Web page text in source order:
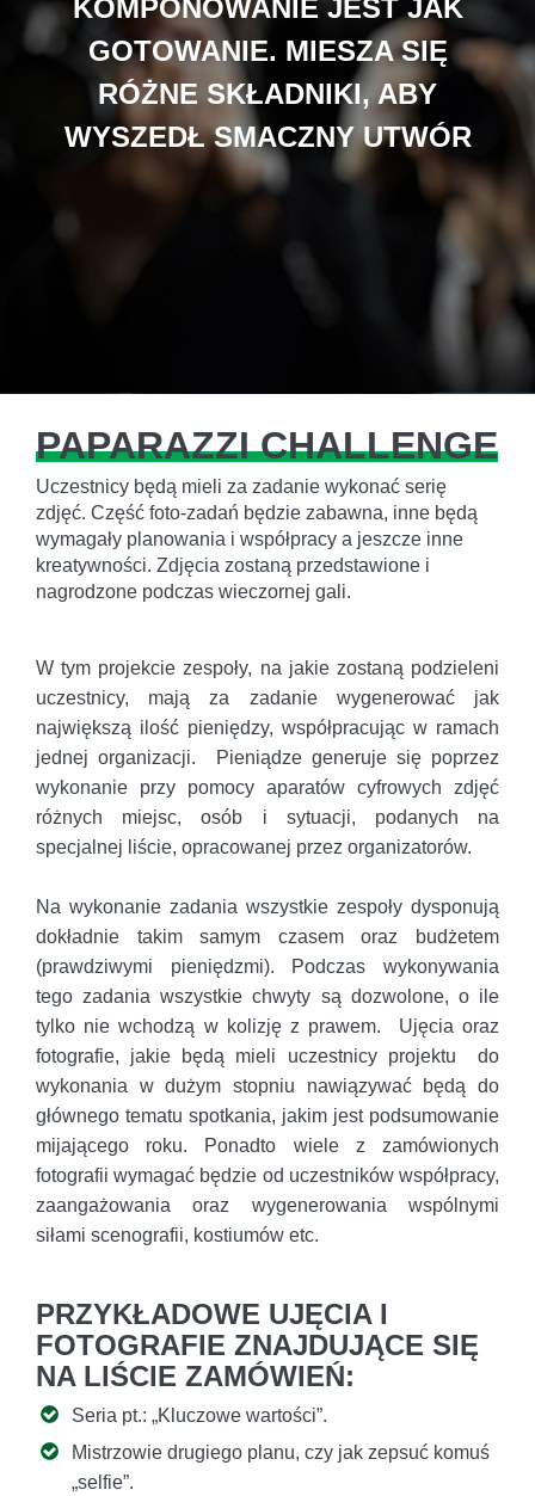
KOMPONOWANIE JEST JAK
GOTOWANIE. MIESZA SIĘ
RÓŻNE SKŁADNIKI, ABY
WYSZEDŁ SMACZNY UTWÓR
PAPARAZZI CHALLENGE
Uczestnicy będą mieli za zadanie wykonać serię
zdjęć. Część foto-zadań będzie zabawna, inne będą
wymagały planowania i współpracy a jeszcze inne
kreatywności. Zdjęcia zostaną przedstawione i
nagrodzone podczas wieczornej gali.
W tym projekcie zespoły, na jakie zostaną podzieleni
uczestnicy, mają za zadanie wygenerować jak
największą ilość pieniędzy, współpracując w ramach
jednej organizacji. Pieniądze generuje się poprzez
wykonanie przy pomocy aparatów cyfrowych zdjęć
różnych miejsc, osób i sytuacji, podanych na
specjalnej liście, opracowanej przez organizatorów.
Na wykonanie zadania wszystkie zespoły dysponują
dokładnie takim samym czasem oraz budżetem
(prawdziwymi pieniędzmi). Podczas wykonywania
tego zadania wszystkie chwyty są dozwolone, o ile
tylko nie wchodzą w kolizję z prawem. Ujęcia oraz
fotografie, jakie będą mieli uczestnicy projektu do
wykonania w dużym stopniu nawiązywać będą do
głównego tematu spotkania, jakim jest podsumowanie
mijającego roku. Ponadto wiele z zamówionych
fotografii wymagać będzie od uczestników współpracy,
zaangażowania oraz wygenerowania wspólnymi
siłami scenografii, kostiumów etc.
PRZYKŁADOWE UJĘCIA I
FOTOGRAFIE ZNAJDUJĄCE SIĘ
NA LIŚCIE ZAMÓWIEŃ:
Seria pt.: „Kluczowe wartości”.
Mistrzowie drugiego planu, czy jak zepsuć komuś
„selfie”.